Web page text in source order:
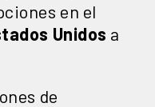
en el
Unidos a
de